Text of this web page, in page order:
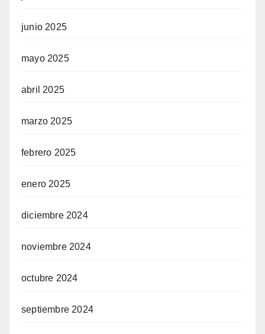
junio 2025
mayo 2025
abril 2025
marzo 2025
febrero 2025
enero 2025
diciembre 2024
noviembre 2024
octubre 2024
septiembre 2024